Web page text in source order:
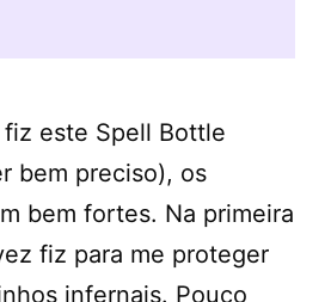
este Spell Bottle
bem preciso), os
bem fortes. Na primeira
fiz para me proteger
infernais. Pouco